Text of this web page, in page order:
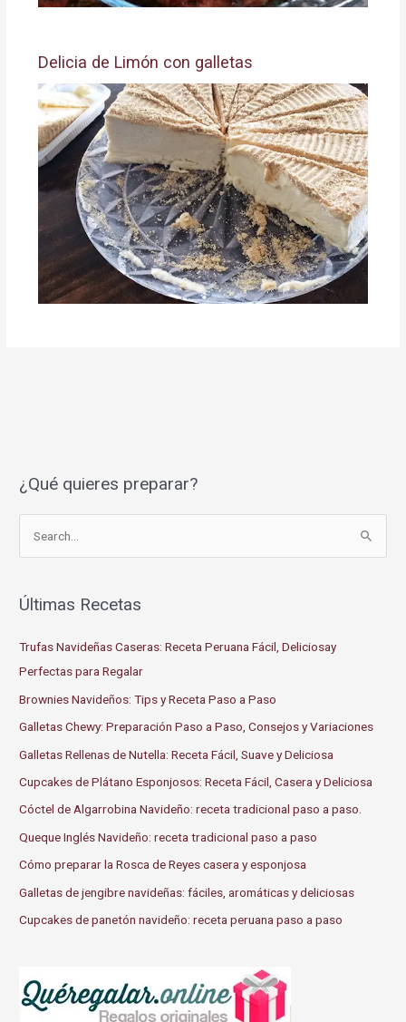
Delicia de Limón con galletas
¿Qué quieres preparar?
r
h
f
o
r
Últimas Recetas
Trufas Navideñas Caseras: Receta Peruana Fácil, Deliciosay
Perfectas para Regalar
Brownies Navideños: Tips y Receta Paso a Paso
Galletas Chewy: Preparación Paso a Paso, Consejos y Variaciones
Galletas Rellenas de Nutella: Receta Fácil, Suave y Deliciosa
Cupcakes de Plátano Esponjosos: Receta Fácil, Casera y Deliciosa
Cóctel de Algarrobina Navideño: receta tradicional paso a paso.
Queque Inglés Navideño: receta tradicional paso a paso
Cómo preparar la Rosca de Reyes casera y esponjosa
Galletas de jengibre navideñas: fáciles, aromáticas y deliciosas
Cupcakes de panetón navideño: receta peruana paso a paso